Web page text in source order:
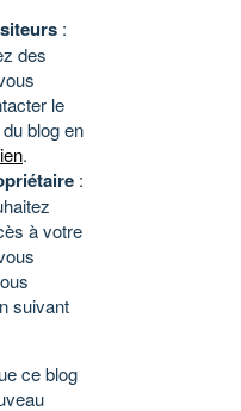
:
des
le
blog en
.
:
à votre
suivant
ce blog